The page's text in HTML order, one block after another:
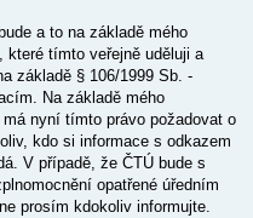
a to na základě mého
které tímto veřejně uděluji a
základě § 106/1999 Sb. -
Na základě mého
nyní tímto právo požadovat o
kdo si informace s odkazem
V případě, že ČTÚ bude s
opatřené úředním
prosím kdokoliv informujte.